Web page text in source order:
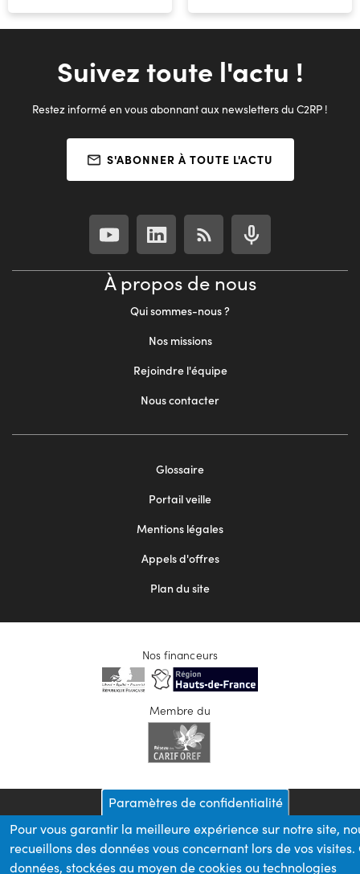
Suivez toute l'actu !
Restez informé en vous abonnant aux newsletters du C2RP !
S'ABONNER À TOUTE L'ACTU
À propos de nous
Qui sommes-nous ?
Nos missions
Rejoindre l'équipe
Nous contacter
Glossaire
Portail veille
Mentions légales
Appels d'offres
Plan du site
Nos financeurs
Membre du
Paramètres de confidentialité
Pour vous garantir la meilleure expérience sur notre site,
recueillons des données vous concernant lors de vos visites.
données, stockées au moyen de cookies ou technologies